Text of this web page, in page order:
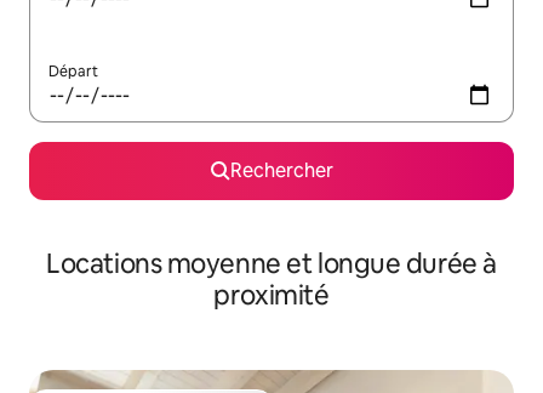
Départ
Rechercher
Locations moyenne et longue durée à
proximité